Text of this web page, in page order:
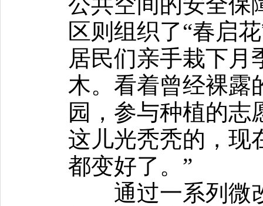
区则组织了“春启
居民们亲手栽下月
木。看着曾经裸露
园，参与种植的志
这儿光秃秃的，现
都变好了。”
通过一系列微